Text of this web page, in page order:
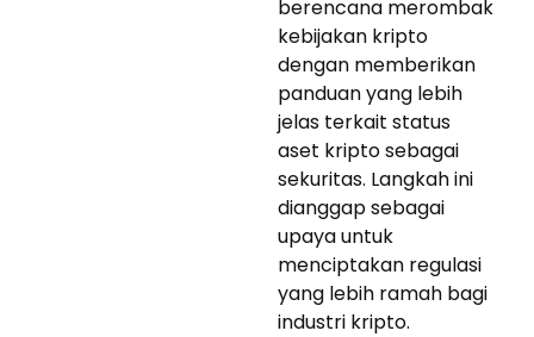
berencana merombak
kebijakan kripto
dengan memberikan
panduan yang lebih
jelas terkait status
aset kripto sebagai
sekuritas. Langkah ini
dianggap sebagai
upaya untuk
menciptakan regulasi
yang lebih ramah bagi
industri kripto.